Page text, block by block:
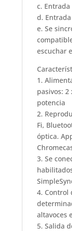
c.
d.
e. Se
escuchar
1.
pasivos:
potencia
2.
Fi,
óptica.
3. Se
4. Control
altavoces
5. Salida